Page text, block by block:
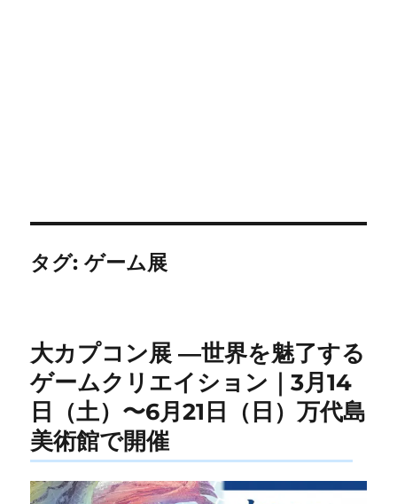
タグ:ゲーム展
大カプコン展 ―世界を魅了する
ゲームクリエイション｜3月14
日（土）〜6月21日（日）万代島
美術館で開催